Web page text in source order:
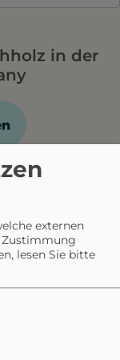
in der
externen
Zustimmung
lesen Sie bitte